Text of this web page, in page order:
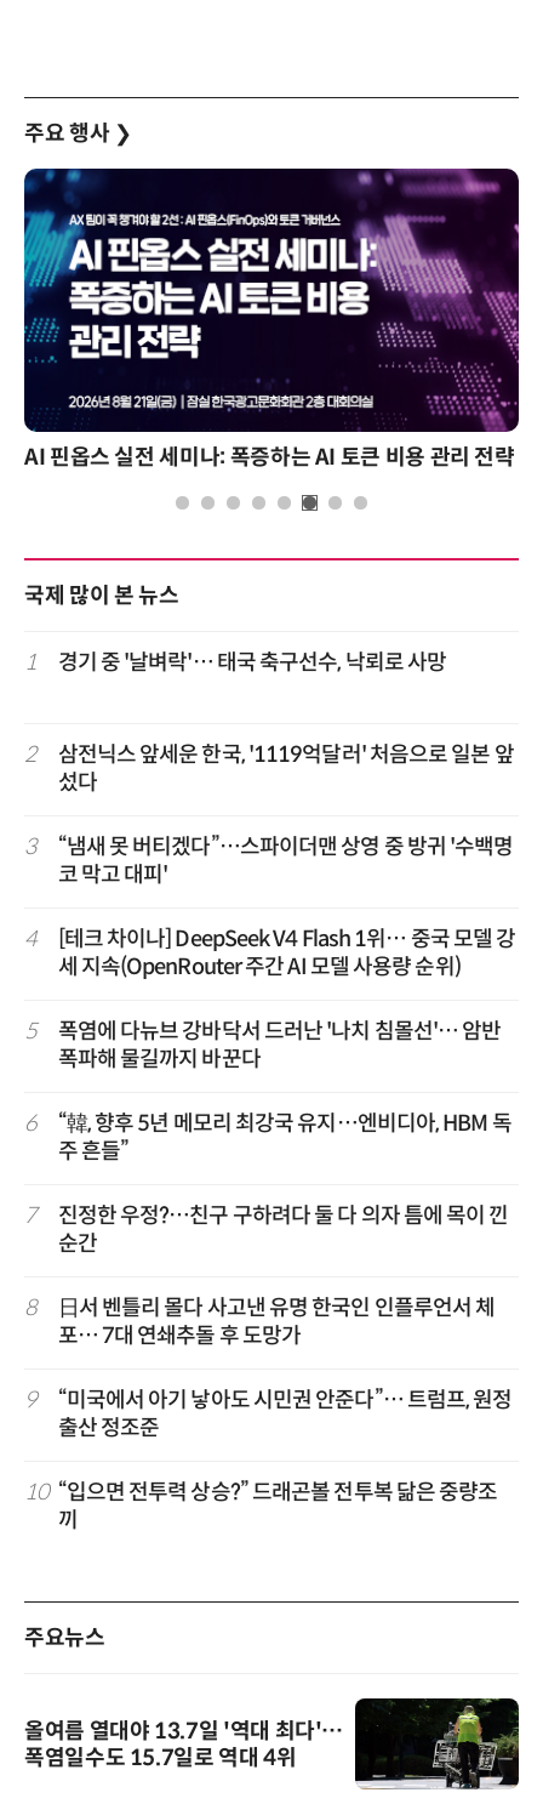
주요 행사 ❯
AI 핀옵스 실전 세미나: 폭증하는 AI 토큰 비용 관리 전략
국제 많이 본 뉴스
1 경기 중 '날벼락'… 태국 축구선수, 낙뢰로 사망
2
삼전닉스 앞세운 한국, '1119억달러' 처음으로 일본 앞
섰다
3
“냄새 못 버티겠다”…스파이더맨 상영 중 방귀 '수백명
코 막고 대피'
4
[테크 차이나] DeepSeek V4 Flash 1위… 중국 모델 강
세 지속(OpenRouter 주간 AI 모델 사용량 순위)
5
폭염에 다뉴브 강바닥서 드러난 '나치 침몰선'… 암반
폭파해 물길까지 바꾼다
6
“韓, 향후 5년 메모리 최강국 유지…엔비디아, HBM 독
주 흔들”
7
진정한 우정?…친구 구하려다 둘 다 의자 틈에 목이 낀
순간
8
日서 벤틀리 몰다 사고낸 유명 한국인 인플루언서 체
포… 7대 연쇄추돌 후 도망가
9
“미국에서 아기 낳아도 시민권 안준다”… 트럼프, 원정
출산 정조준
10 “입으면 전투력 상승?” 드래곤볼 전투복 닮은 중량조
끼
주요뉴스
올여름 열대야 13.7일 '역대 최다'…
폭염일수도 15.7일로 역대 4위